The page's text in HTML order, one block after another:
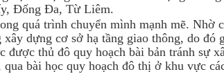
Đống Đa, Từ Liêm.
quá trình chuyển mình mạnh mẽ. Nhờ
dựng cơ sở hạ tầng giao thông, do đó
được thủ đô quy hoạch bài bản tránh sự
bài học quy hoạch đô thị ở khu vực